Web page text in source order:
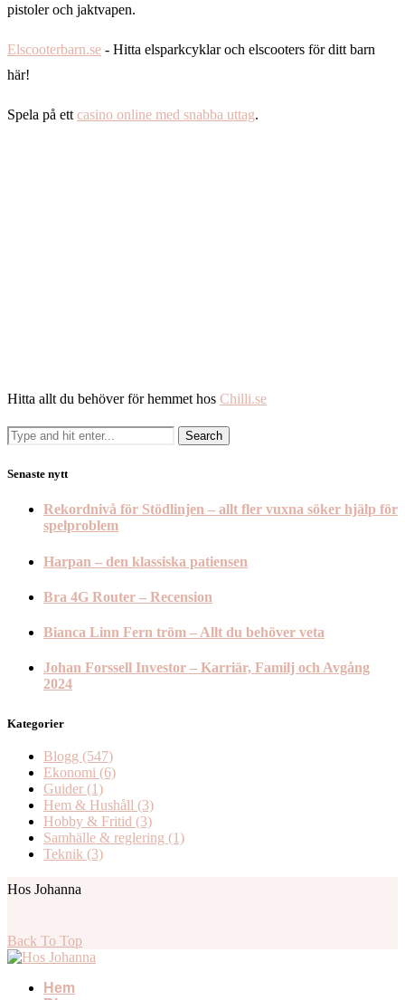
pistoler och jaktvapen.
Elscooterbarn.se - Hitta elsparkcyklar och elscooters för ditt barn
här!
Spela på ett casino online med snabba uttag.
Hitta allt du behöver för hemmet hos Chilli.se
Senaste nytt
Rekordnivå för Stödlinjen – allt fler vuxna söker hjälp för
spelproblem
Harpan – den klassiska patiensen
Bra 4G Router – Recension
Bianca Linn Fern tröm – Allt du behöver veta
Johan Forssell Investor – Karriär, Familj och Avgång
2024
Kategorier
Blogg (547)
Ekonomi (6)
Guider (1)
Hem & Hushåll (3)
Hobby & Fritid (3)
Samhälle & reglering (1)
Teknik (3)
Hos Johanna
Back To Top
Hem